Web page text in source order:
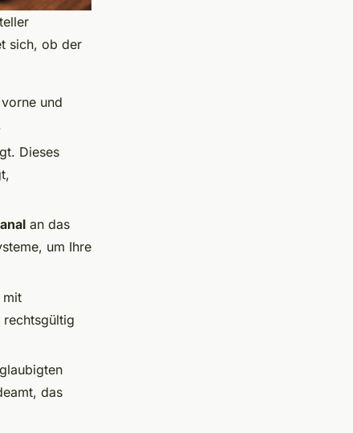
sich, ob der
und
Dieses
an das
um Ihre
mit
rechtsgültig
das